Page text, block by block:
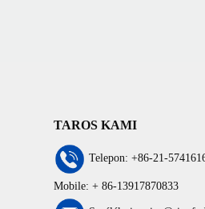
TAROS KAMI
Telepon: +86-21-
Mobile: + 86-13917870833